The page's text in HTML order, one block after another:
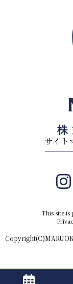
サイト
This site is